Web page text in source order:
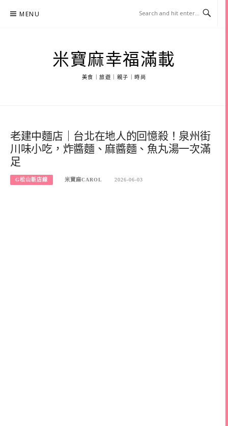
MENU
米寶麻幸福滿載
美食｜旅遊｜親子｜時尚
老建中麵店｜台北在地人的回憶殺！泉州街
川味小吃，炸醬麵、麻醬麵、魚丸湯一次滿
足
G松山新店線 米寶麻CAROL 2026-06-03